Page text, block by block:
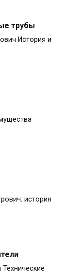
трубы
История и
история